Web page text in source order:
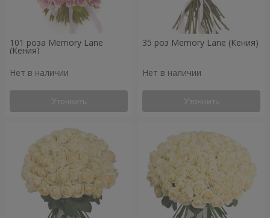
101 роза Memory Lane
(Кения)
Нет в наличии
Уточнить
35 роз Memory Lane (Кения)
Нет в наличии
Уточнить